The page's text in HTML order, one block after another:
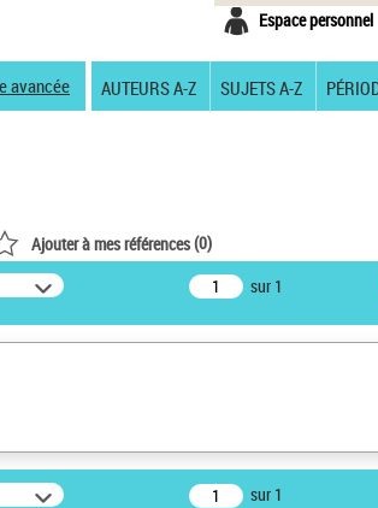
Espace personnel
avancée AUTEURS A-Z SUJETS A-Z
Ajouter à mes références(0)
sur 1
sur 1